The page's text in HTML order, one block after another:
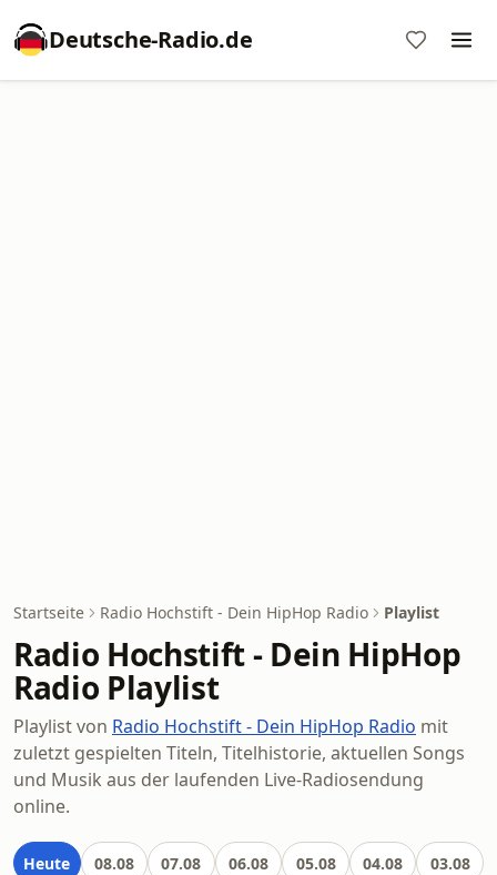
Deutsche-Radio.de
Startseite Radio Hochstift - Dein HipHop Radio Playlist
Radio Hochstift - Dein HipHop
Radio Playlist
Playlist von Radio Hochstift - Dein HipHop Radio mit
zuletzt gespielten Titeln, Titelhistorie, aktuellen Songs
und Musik aus der laufenden Live-Radiosendung
online.
Heute 08.08 07.08 06.08 05.08 04.08 03.08